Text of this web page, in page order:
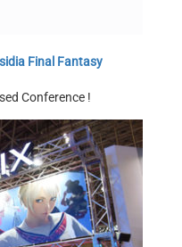
Final Fantasy
Conference !